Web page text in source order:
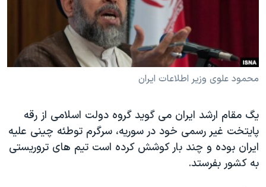
حقوق شهروندی
اقتصادی
علم و فناوری
گالری عکس
آرشیو پخش زنده
انتخابات ریاست جمهوری آمریکا ۲۰۲۴
حمله جمهوری اسلامی به اسرائیل
رمز مهسا
اعتراضات زن، زندگی، آزادی
مجموعه مستندهای دادخواهی
تریبونال مردمی آبان ۹۸
محمود علوی وزیر اطلاعات ایران
یگ مقام ارشد ایران می گوید گروه دولت اسلامی از رقه
پایتخت غیر رسمی خود در سوریه، سرگرم توطئه چینی علیه
ایران بوده و چند بار کوشش کرده است تیم های تروریستی
به کشور بفرستد.